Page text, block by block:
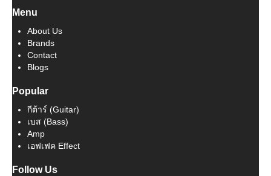
Menu
About Us
Brands
Contact
Blogs
Popular
กีต้าร์ (Guitar)
เบส (Bass)
Amp
เอฟเฟค Effect
Follow Us